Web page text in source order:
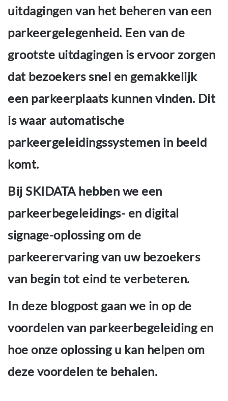
uitdagingen van het beheren van een
parkeergelegenheid. Een van de
grootste uitdagingen is ervoor zorgen
dat bezoekers snel en gemakkelijk
een parkeerplaats kunnen vinden. Dit
is waar automatische
parkeergeleidingssystemen in beeld
komt.
Bij SKIDATA hebben we een
parkeerbegeleidings- en digital
signage-oplossing om de
parkeerervaring van uw bezoekers
van begin tot eind te verbeteren.
In deze blogpost gaan we in op de
voordelen van parkeerbegeleiding en
hoe onze oplossing u kan helpen om
deze voordelen te behalen.